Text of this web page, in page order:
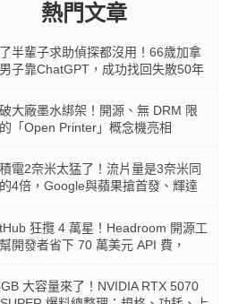
熱門文章
半輩子求助偵探都沒用！66歲加拿
子靠ChatGPT，成功找回失散50年
大廠墨水綁架！開源、無 DRM 限
「Open Printer」概念機亮相
電2奈米太猛了！流片量是3奈米同
4倍，Google與蘋果搶首發、輝達
狂攬 4 萬星！Headroom 開源工
開發者省下 70 萬美元 API 費，
大容量來了！NVIDIA RTX 5070